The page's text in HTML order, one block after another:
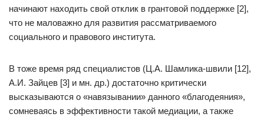
начинают находить свой отклик в грантовой поддержке [2],
что не маловажно для развития рассматриваемого
социального и правового института.
В тоже время ряд специалистов (Ц.А. Шамлика-швили [12],
А.И. Зайцев [3] и мн. др.) достаточно критически
высказываются о «навязывании» данного «благодеяния»,
сомневаясь в эффективности такой медиации, а также